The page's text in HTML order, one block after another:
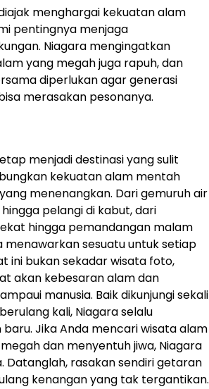
menghargai kekuatan alam
pentingnya menjaga
Niagara mengingatkan
yang megah juga rapuh, dan
diperlukan agar generasi
merasakan pesonanya.
menjadi destinasi yang sulit
kekuatan alam mentah
menenangkan. Dari gemuruh air
pelangi di kabut, dari
hingga pemandangan malam
menawarkan sesuatu untuk setiap
ini bukan sekadar wisata foto,
akan kebesaran alam dan
manusia. Baik dikunjungi sekali
kali, Niagara selalu
Jika Anda mencari wisata alam
dan menyentuh jiwa, Niagara
Datanglah, rasakan sendiri getaran
kenangan yang tak tergantikan.